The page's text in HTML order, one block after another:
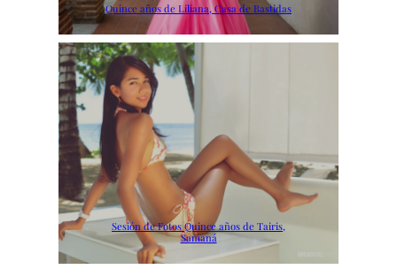
Quince años de Liliana, Casa de Bastidas
Sesión de Fotos Quince años de Tairis,
Samaná